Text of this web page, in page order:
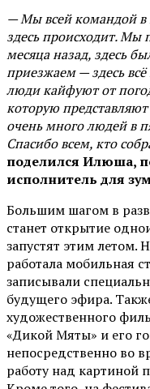
— Мы всей командой в
здесь происходит. Мы
месяца назад, здесь
приезжаем — здесь всё
люди кайфуют от
которую
очень много людей в
Спасибо всем, кто
поделился Илюша,
исполнитель для
Большим шагом в
станет открытие
запустят этим летом.
работала мобильная
записывали
будущего эфира.
художественного
«Дикой Мяты» и его
непосредственно во
работу над картиной